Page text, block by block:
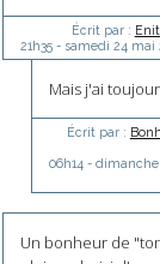
Écrit par :
21h35- samedi 24 mai
Mais j'ai
Écrit par :
06h14 - dimanche
Un bonheur de